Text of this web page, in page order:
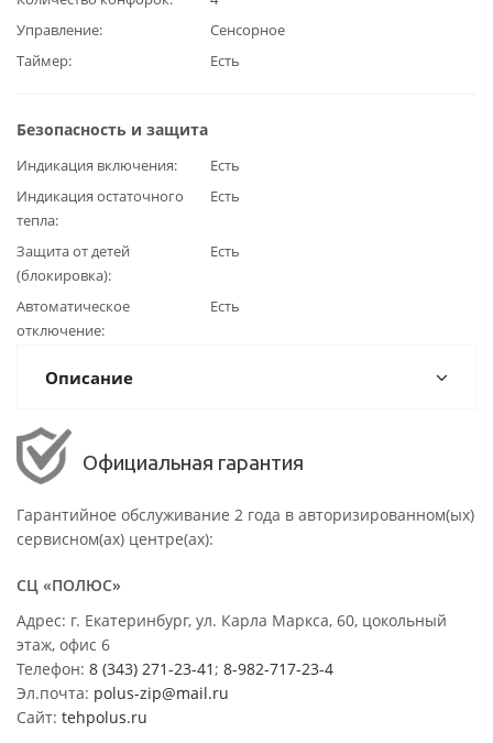
Управление
Сенсорное
Таймер
Есть
Безопасность и защита
Индикация включения
Есть
Индикация остаточного
тепла
Есть
Защита от детей
(блокировка)
Есть
Автоматическое
отключение
Есть
Описание
Официальная гарантия
Гарантийное обслуживание 2 года в авторизированном(ых)
сервисном(ах) центре(ах):
СЦ «ПОЛЮС»
Адрес: г. Екатеринбург, ул. Карла Маркса, 60, цокольный
этаж, офис 6
Телефон: 8 (343) 271-23-41 ; 8-982-717-23-4
Эл.почта: polus-zip@mail.ru
Сайт: tehpolus.ru